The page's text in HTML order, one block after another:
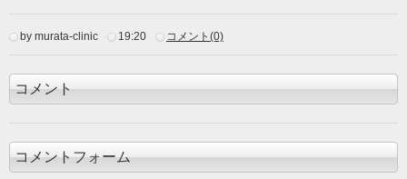
by murata-clinic 19:20 コメント(0)
コメント
コメントフォーム